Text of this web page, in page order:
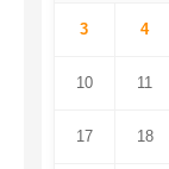
3 4
10 11
17 18